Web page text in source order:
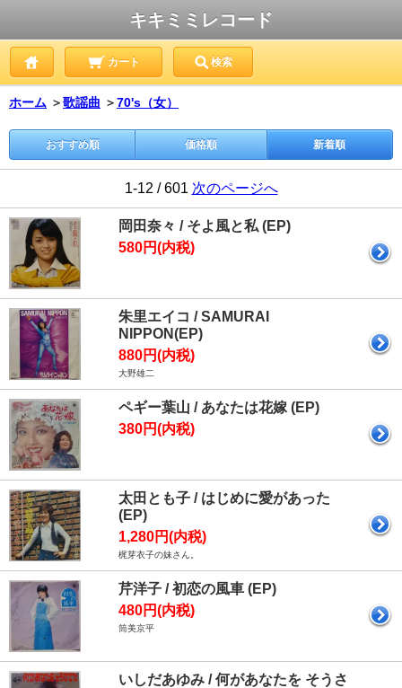
キキミミレコード
カート 検索
ホーム ＞歌謡曲 ＞70's（女）
おすすめ順 価格順 新着順
1-12 / 601 次のページへ
岡田奈々 / そよ風と私 (EP)
580円(内税)
朱里エイコ / SAMURAI
NIPPON(EP)
880円(内税)
大野雄二
ペギー葉山 / あなたは花嫁 (EP)
380円(内税)
太田とも子 / はじめに愛があった
(EP)
1,280円(内税)
梶芽衣子の妹さん。
芹洋子 / 初恋の風車 (EP)
480円(内税)
筒美京平
いしだあゆみ / 何があなたを そうさ